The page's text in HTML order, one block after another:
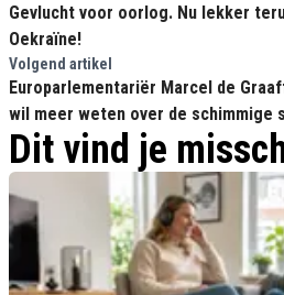
Gevlucht voor oorlog. Nu lekker
Oekraïne!
Volgend artikel
Europarlementariër Marcel de
wil meer weten over de schimmige
en Bill Gates
Dit vind je